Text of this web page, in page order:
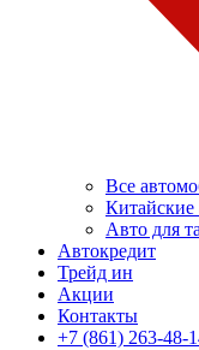
Все
Китайские
Авто для
Автокредит
Трейд ин
Акции
Контакты
+7 (861) 263-48-